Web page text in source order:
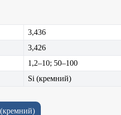
3,436
3,426
1,2–10; 50–100
Si (кремний)